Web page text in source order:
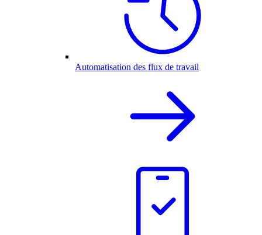
Automatisation des flux de travail